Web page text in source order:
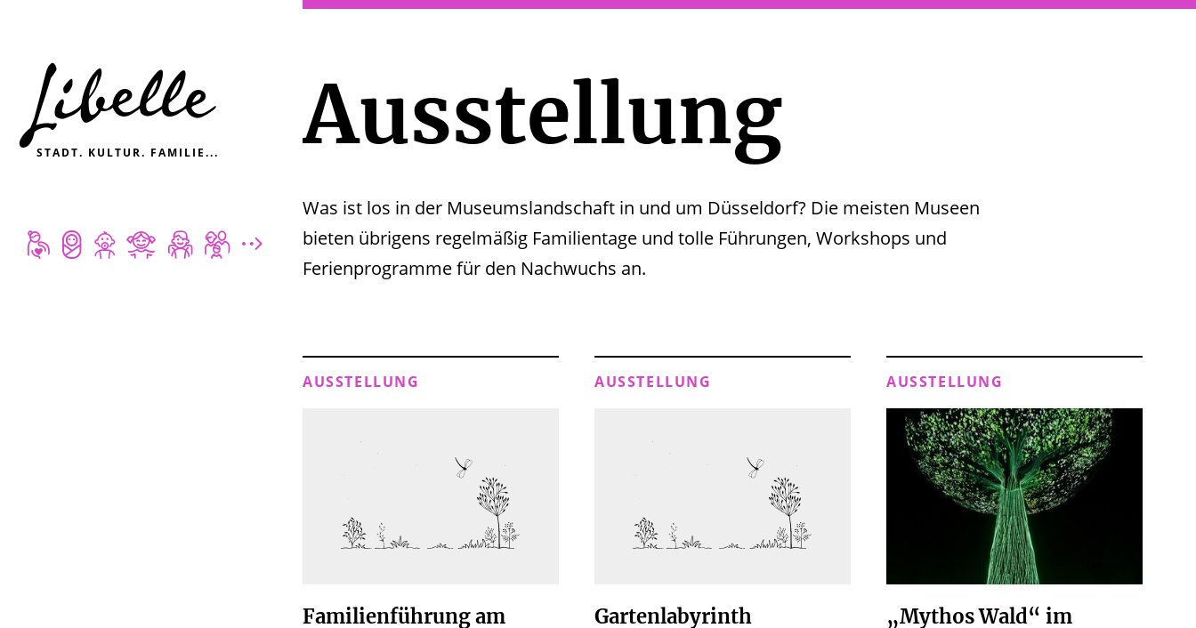

STADT. KULTUR. FAMILIE...
      
Ausstellung
Was ist los in der Museumslandschaft in und um Düsseldorf? Die meisten Museen
bieten übrigens regelmäßig Familientage und tolle Führungen, Workshops und
Ferienprogramme für den Nachwuchs an.
AUSSTELLUNG
Familienführung am
AUSSTELLUNG
Gartenlabyrinth
AUSSTELLUNG
„Mythos Wald“ im